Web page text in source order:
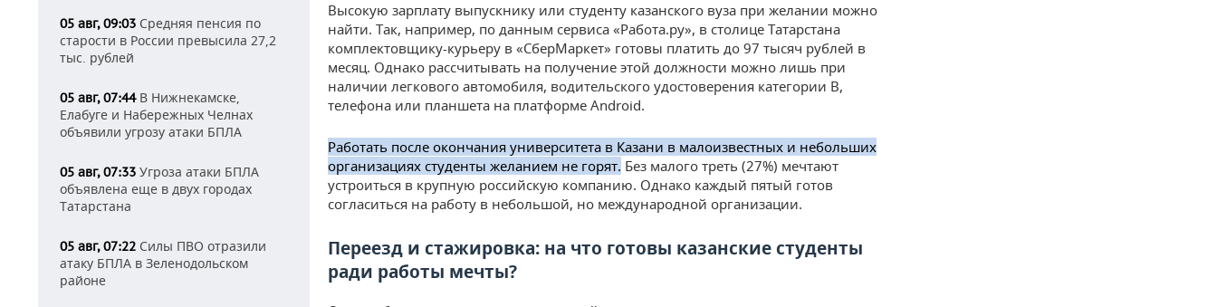
05 авг, 09:03 Средняя пенсия по
старости в России превысила 27,2
тыс. рублей
05 авг, 07:44В Нижнекамске,
Елабуге и Набережных Челнах
объявили угрозу атаки БПЛА
05 авг, 07:33 Угроза атаки БПЛА
объявлена еще в двух городах
Татарстана
05 авг, 07:22 Силы ПВО отразили
атаку БПЛА в Зеленодольском
районе
Высокую зарплату выпускнику или студенту казанского вуза при желании можно
найти. Так, например, по данным сервиса «Работа.ру», в столице Татарстана
комплектовщику-курьеру в «СберМаркет» готовы платить до 97 тысяч рублей в
месяц. Однако рассчитывать на получение этой должности можно лишь при
наличии легкового автомобиля, водительского удостоверения категории В,
телефона или планшета на платформе Android.
Работать после окончания университета в Казани в малоизвестных и небольших
организациях студенты желанием не горят. Без малого треть (27%) мечтают
устроиться в крупную российскую компанию. Однако каждый пятый готов
согласиться на работу в небольшой, но международной организации.
Переезд и стажировка: на что готовы казанские студенты
ради работы мечты?